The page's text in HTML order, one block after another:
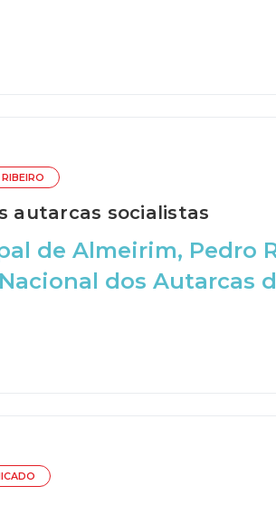
autarcas socialistas
de Almeirim, Pedro
dos Autarcas